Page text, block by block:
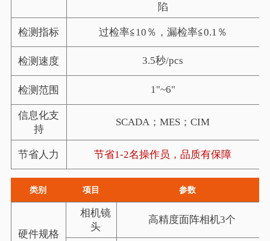
陷
检测指标 过检率≦10 ％，漏检率≦0.1 ％
检测速度 3.5秒/pcs
检测范围 1"~6"
信息化支
持
SCADA ；MES ；CIM
节省人力 节省1-2名操作员，品质有保障
类别 项目 参数
硬件规格
相机镜
头
高精度面阵相机3个